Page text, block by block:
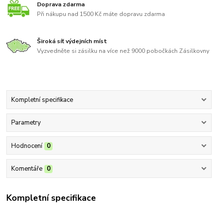
Doprava zdarma
Při nákupu nad 1500 Kč máte dopravu zdarma
Široká síť výdejních míst
Vyzvedněte si zásilku na více než 9000 pobočkách Zásilkovny
Kompletní specifikace
Parametry
Hodnocení 0
Komentáře 0
Kompletní specifikace